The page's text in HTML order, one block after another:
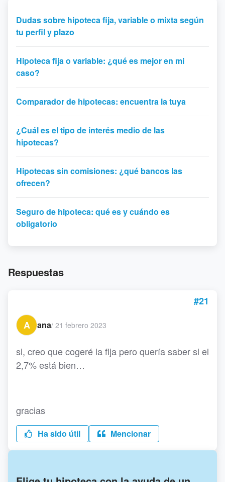
Dudas sobre hipoteca fija, variable o mixta según
tu perfil y plazo
Hipoteca fija o variable: ¿qué es mejor en mi
caso?
Comparador de hipotecas: encuentra la tuya
¿Cuál es el tipo de interés medio de las
hipotecas?
Hipotecas sin comisiones: ¿qué bancos las
ofrecen?
Seguro de hipoteca: qué es y cuándo es
obligatorio
Respuestas
#21
A
ana/ 21 febrero 2023
si, creo que cogeré la fija pero quería saber si el
2,7% está bien…
gracias
Ha sido útil Mencionar